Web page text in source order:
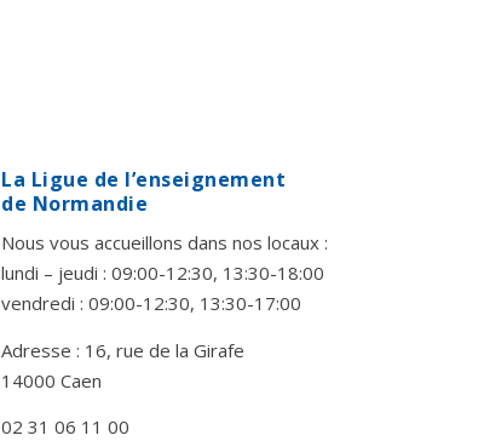
La Ligue de l’enseignement
de Normandie
Nous vous accueillons dans nos locaux :
lundi – jeudi : 09:00-12:30, 13:30-18:00
vendredi : 09:00-12:30, 13:30-17:00
Adresse : 16, rue de la Girafe
14000 Caen
02 31 06 11 00